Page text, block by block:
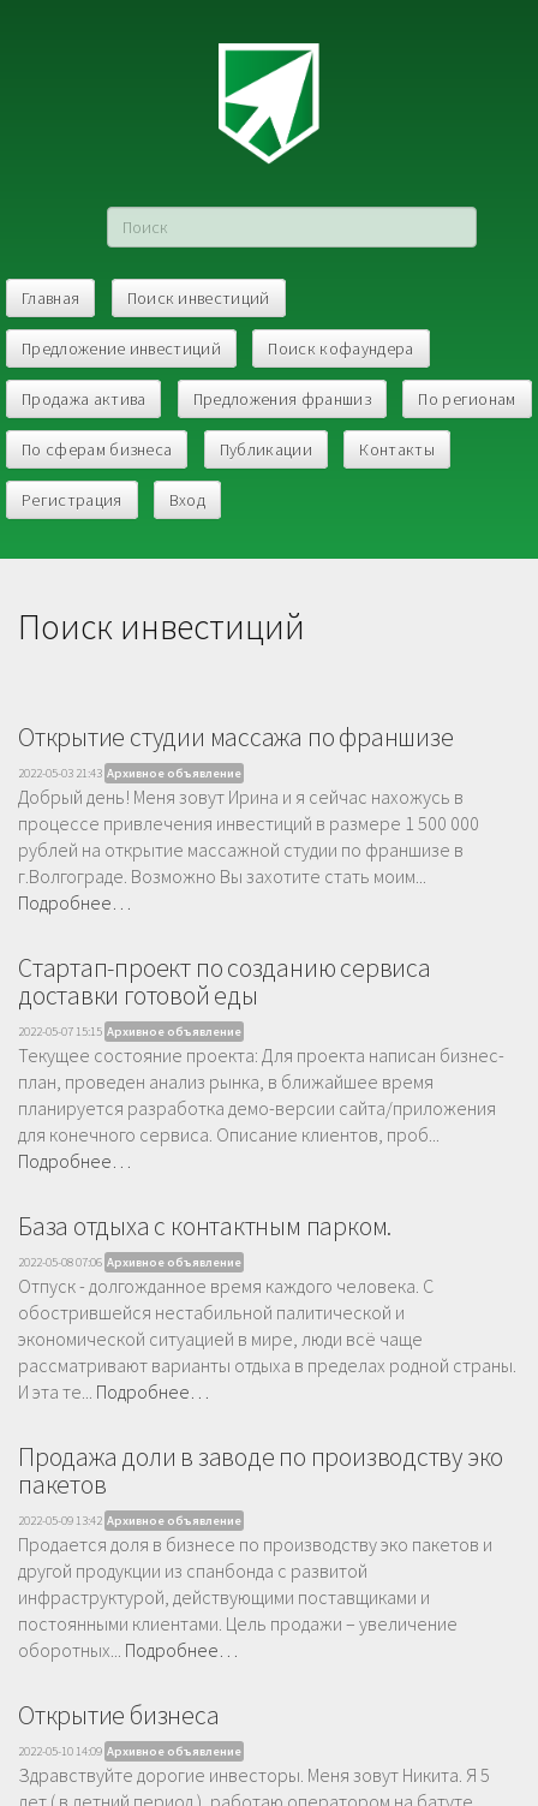
Главная Поиск инвестиций
Предложение инвестиций Поиск кофаундера
Продажа актива Предложения франшиз По регионам
По сферам бизнеса Публикации Контакты
Регистрация Вход
Поиск инвестиций
Открытие студии массажа по франшизе
2022-05-03 21:43 Архивное объявление
Добрый день! Меня зовут Ирина и я сейчас нахожусь в
процессе привлечения инвестиций в размере 1 500 000
рублей на открытие массажной студии по франшизе в
г.Волгограде. Возможно Вы захотите стать моим...
Подробнее…
Стартап-проект по созданию сервиса
доставки готовой еды
2022-05-07 15:15 Архивное объявление
Текущее состояние проекта: Для проекта написан бизнес-
план, проведен анализ рынка, в ближайшее время
планируется разработка демо-версии сайта/приложения
для конечного сервиса. Описание клиентов, проб...
Подробнее…
База отдыха с контактным парком.
2022-05-08 07:06 Архивное объявление
Отпуск - долгожданное время каждого человека. С
обострившейся нестабильной палитической и
экономической ситуацией в мире, люди всё чаще
рассматривают варианты отдыха в пределах родной страны.
И эта те... Подробнее…
Продажа доли в заводе по производству эко
пакетов
2022-05-09 13:42 Архивное объявление
Продается доля в бизнесе по производству эко пакетов и
другой продукции из спанбонда с развитой
инфраструктурой, действующими поставщиками и
постоянными клиентами. Цель продажи – увеличение
оборотных... Подробнее…
Открытие бизнеса
2022-05-10 14:09 Архивное объявление
Здравствуйте дорогие инвесторы. Меня зовут Никита. Я 5
лет ( в летний период ), работаю оператором на батуте.